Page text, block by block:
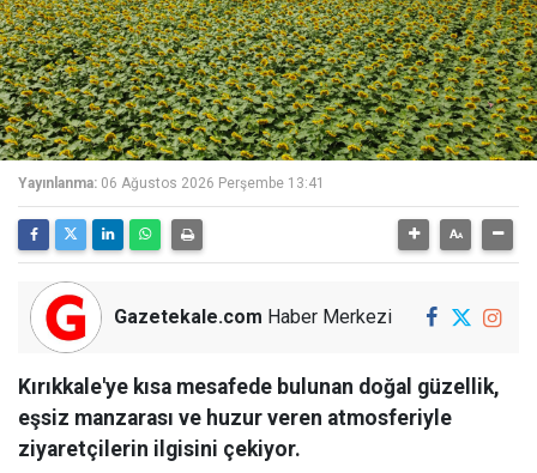
Yayınlanma: 06 Ağustos 2026 Perşembe 13:41
Gazetekale.com Haber Merkezi
Kırıkkale'ye kısa mesafede bulunan doğal güzellik,
eşsiz manzarası ve huzur veren atmosferiyle
ziyaretçilerin ilgisini çekiyor.